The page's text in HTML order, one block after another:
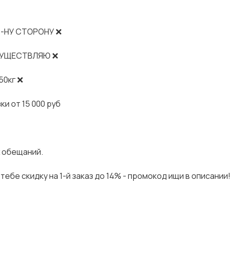
НУ СТОРОНУ ❌
❌
❌
от 15 000 руб
обещаний.
скидку на 1-й заказ до 14% - промокод ищи в описании!